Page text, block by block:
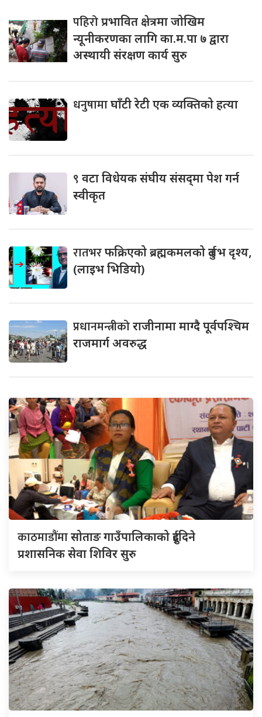
पहिरोप्रभावित क्षेत्रमा जोखिम
न्यूनीकरणका लागि का.म.पा ७ द्वारा
अस्थायी संरक्षण कार्य सुरु
धनुषामाघाँटी रेटी एक व्यक्तिको हत्या
९ वटा विधेयक संघीय संसद्‌मा पेश गर्न
स्वीकृत
रातभरफक्रिएको ब्रह्मकमलको दुर्लभ दृश्य,
(लाइभ भिडियो)
प्रधानमन्त्रीकोराजीनामा माग्दै पूर्वपश्चिम
राजमार्ग अवरुद्ध
काठमाडौंमासोताङ गाउँपालिकाको दुईदिने
प्रशासनिक सेवा शिविर सुरु